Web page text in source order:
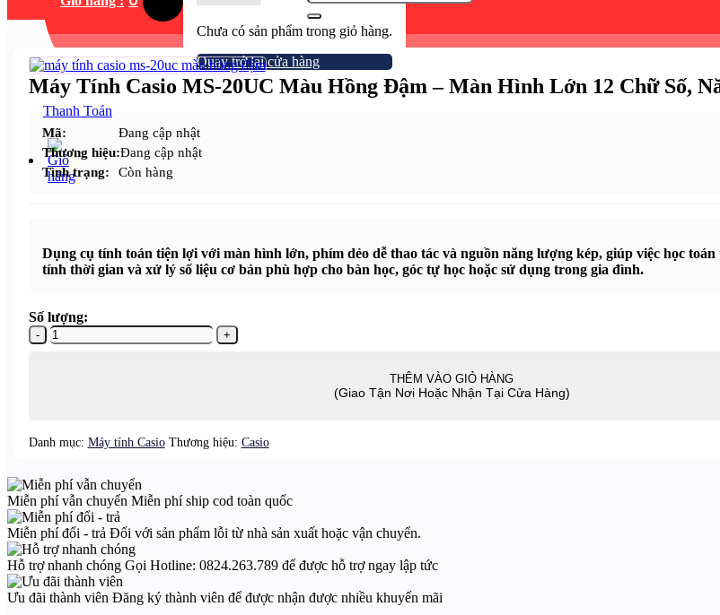
Chưa có sản phẩm trong giỏ hàng.
Quay trở lại cửa hàng
Thanh Toán
Máy Tính Casio MS-20UC Màu Hồng Đậm – Màn Hình Lớn 12 Chữ Số,
Mã:
Đang cập nhật
Thương hiệu:Đang cập nhật
Tình trạng:
Còn hàng
Dụng cụ tính toán tiện lợi với màn hình lớn, phím dẻo dễ thao tác và nguồn năng lượng kép, giúp việc học
tính thời gian và xử lý số liệu cơ bản phù hợp cho bàn học, góc tự học hoặc sử dụng trong gia đình.
Số lượng:
Máy
Tính
Đậm
Màn
Hình
Lớn
12
Chữ
Số,
Năng
Lượng
Kép,
THÊM VÀO GIỎ HÀNG
Danh mục: Máy tính Casio Thương hiệu: Casio
Miễn phí vẫn chuyển Miễn phí ship cod toàn quốc
Miễn phí đổi - trả Đối với sản phẩm lỗi từ nhà sản xuất hoặc vận chuyển.
Hỗ trợ nhanh chóng Gọi Hotline: 0824.263.789 để được hỗ trợ ngay lập tức
Ưu đãi thành viên Đăng ký thành viên để được nhận được nhiều khuyến mãi